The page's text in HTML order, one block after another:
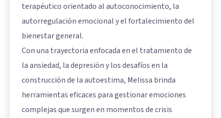
terapéutico orientado al autoconocimiento, la
autorregulación emocional y el fortalecimiento del
bienestar general.
Con una trayectoria enfocada en el tratamiento de
la ansiedad, la depresión y los desafíos en la
construcción de la autoestima, Melissa brinda
herramientas eficaces para gestionar emociones
complejas que surgen en momentos de crisis